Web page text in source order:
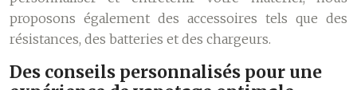
proposons également des accessoires tels que des
résistances, des batteries et des chargeurs.
Des conseils personnalisés pour une